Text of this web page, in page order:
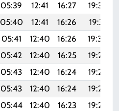
05:39 12:41 16:27 19:33
05:40 12:41 16:26 19:31
05:41 12:40 16:26 19:30
05:42 12:40 16:25 19:29
05:43 12:40 16:24 19:28
05:43 12:40 16:24 19:26
05:44 12:40 16:23 19:25